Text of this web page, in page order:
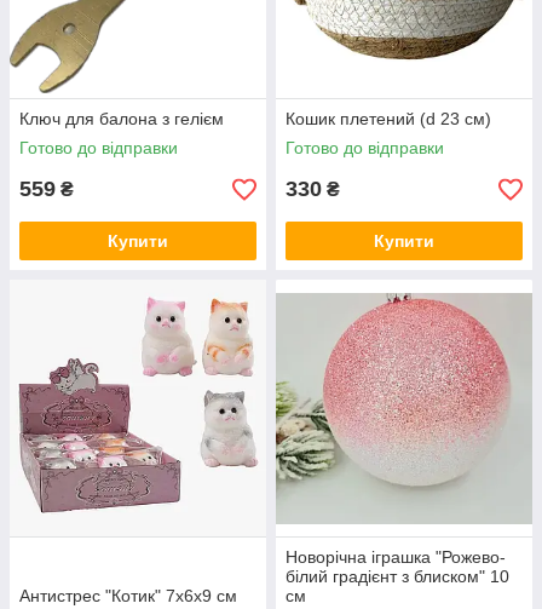
Ключ для балона з гелієм
Готово до відправки
559 ₴
Купити
Кошик плетений (d 23 см)
Готово до відправки
330 ₴
Купити
Антистрес "Котик" 7х6х9 см
Новорічна іграшка "Рожево-
білий градієнт з блиском" 10
см